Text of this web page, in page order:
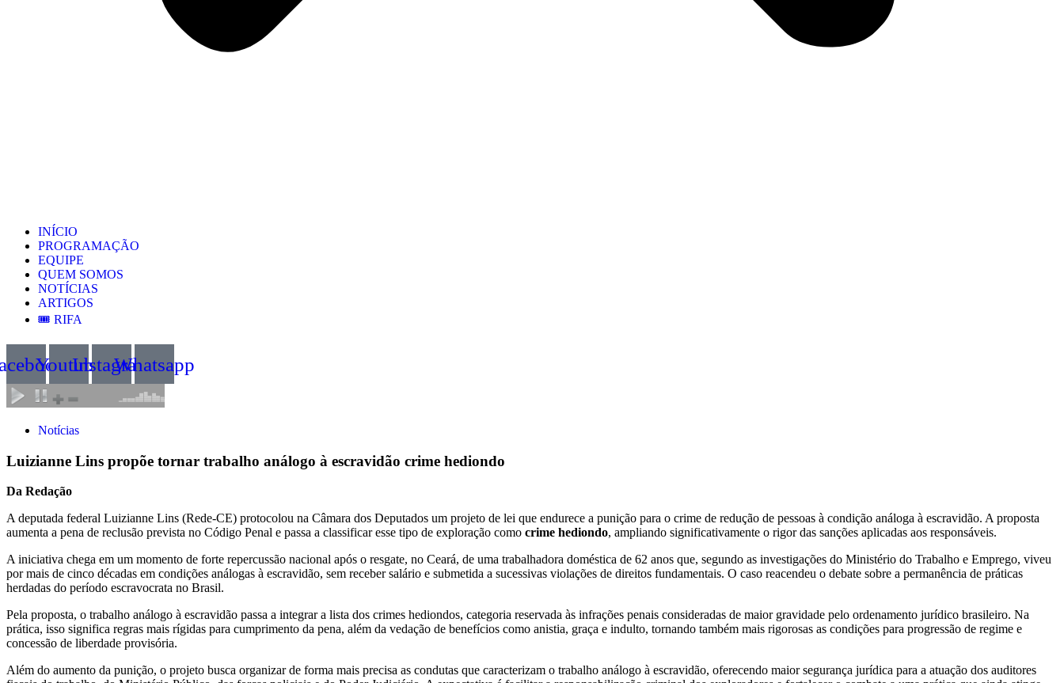
INÍCIO
PROGRAMAÇÃO
EQUIPE
QUEM SOMOS
NOTÍCIAS
ARTIGOS
🎟️ RIFA
YoutubeInstagramWhatsapp
Notícias
Luizianne Lins propõe tornar trabalho análogo à escravidão crime hediondo
Da Redação
A deputada federal Luizianne Lins (Rede-CE) protocolou na Câmara dos Deputados um projeto de lei que endurece a punição para o crime de redução de pessoas à condição análoga à escravidão. A proposta
aumenta a pena de reclusão prevista no Código Penal e passa a classificar esse tipo de exploração como crime hediondo, ampliando significativamente o rigor das sanções aplicadas aos responsáveis.
A iniciativa chega em um momento de forte repercussão nacional após o resgate, no Ceará, de uma trabalhadora doméstica de 62 anos que, segundo as investigações do Ministério do Trabalho e Emprego, viveu
por mais de cinco décadas em condições análogas à escravidão, sem receber salário e submetida a sucessivas violações de direitos fundamentais. O caso reacendeu o debate sobre a permanência de práticas
herdadas do período escravocrata no Brasil.
Pela proposta, o trabalho análogo à escravidão passa a integrar a lista dos crimes hediondos, categoria reservada às infrações penais consideradas de maior gravidade pelo ordenamento jurídico brasileiro. Na
prática, isso significa regras mais rígidas para cumprimento da pena, além da vedação de benefícios como anistia, graça e indulto, tornando também mais rigorosas as condições para progressão de regime e
concessão de liberdade provisória.
Além do aumento da punição, o projeto busca organizar de forma mais precisa as condutas que caracterizam o trabalho análogo à escravidão, oferecendo maior segurança jurídica para a atuação dos auditores